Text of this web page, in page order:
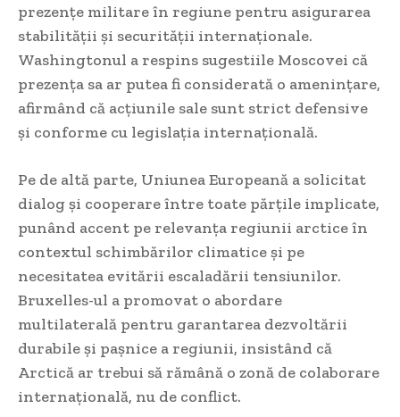
prezențe militare în regiune pentru asigurarea
stabilității și securității internaționale.
Washingtonul a respins sugestiile Moscovei că
prezența sa ar putea fi considerată o amenințare,
afirmând că acțiunile sale sunt strict defensive
și conforme cu legislația internațională.
Pe de altă parte, Uniunea Europeană a solicitat
dialog și cooperare între toate părțile implicate,
punând accent pe relevanța regiunii arctice în
contextul schimbărilor climatice și pe
necesitatea evitării escaladării tensiunilor.
Bruxelles-ul a promovat o abordare
multilaterală pentru garantarea dezvoltării
durabile și pașnice a regiunii, insistând că
Arctică ar trebui să rămână o zonă de colaborare
internațională, nu de conflict.